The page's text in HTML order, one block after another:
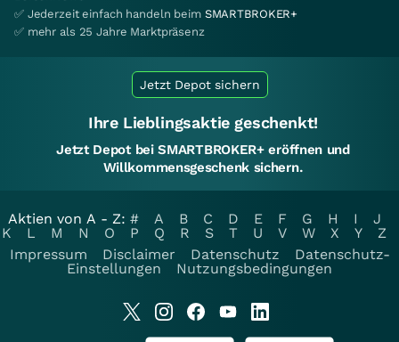
✅ Jederzeit einfach handeln beim SMARTBROKER+
✅ mehr als 25 Jahre Marktpräsenz
Jetzt Depot sichern
Ihre Lieblingsaktie geschenkt!
Jetzt Depot bei SMARTBROKER+ eröffnen und
Willkommensgeschenk sichern.
Aktien von A - Z: # A B C D E F G H I
J
K
L M N O P Q R S T U V W X Y
Z
Impressum
Disclaimer Datenschutz
Datenschutz-
Einstellungen
Nutzungsbedingungen